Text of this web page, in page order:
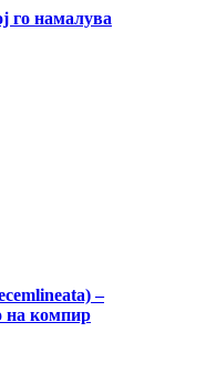
го намалува
–
на компир